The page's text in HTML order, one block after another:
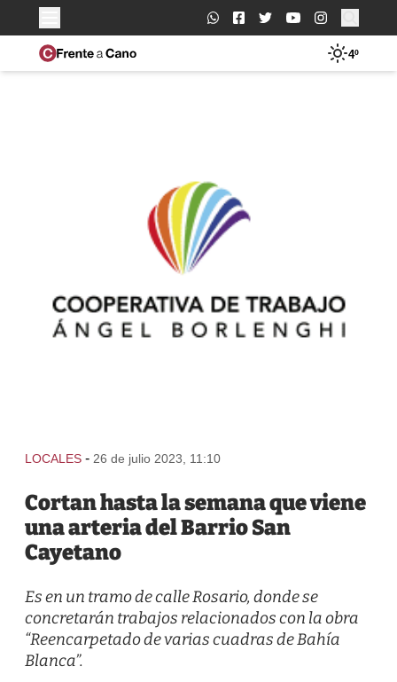
Buscar:
4º
LOCALES - 26 de julio 2023, 11:10
Cortan hasta la semana que viene
una arteria del Barrio San
Cayetano
Es en un tramo de calle Rosario, donde se
concretarán trabajos relacionados con la obra
“Reencarpetado de varias cuadras de Bahía
Blanca”.